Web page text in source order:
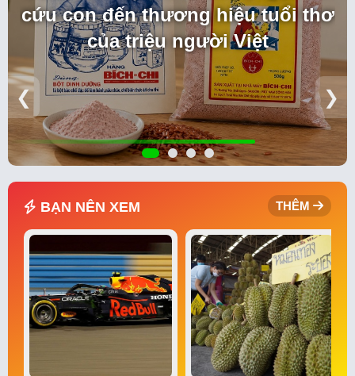
cứu con đến thương hiệu tuổi thơ
của triệu người Việt
❮ ❯
BẠN NÊN XEM THÊM